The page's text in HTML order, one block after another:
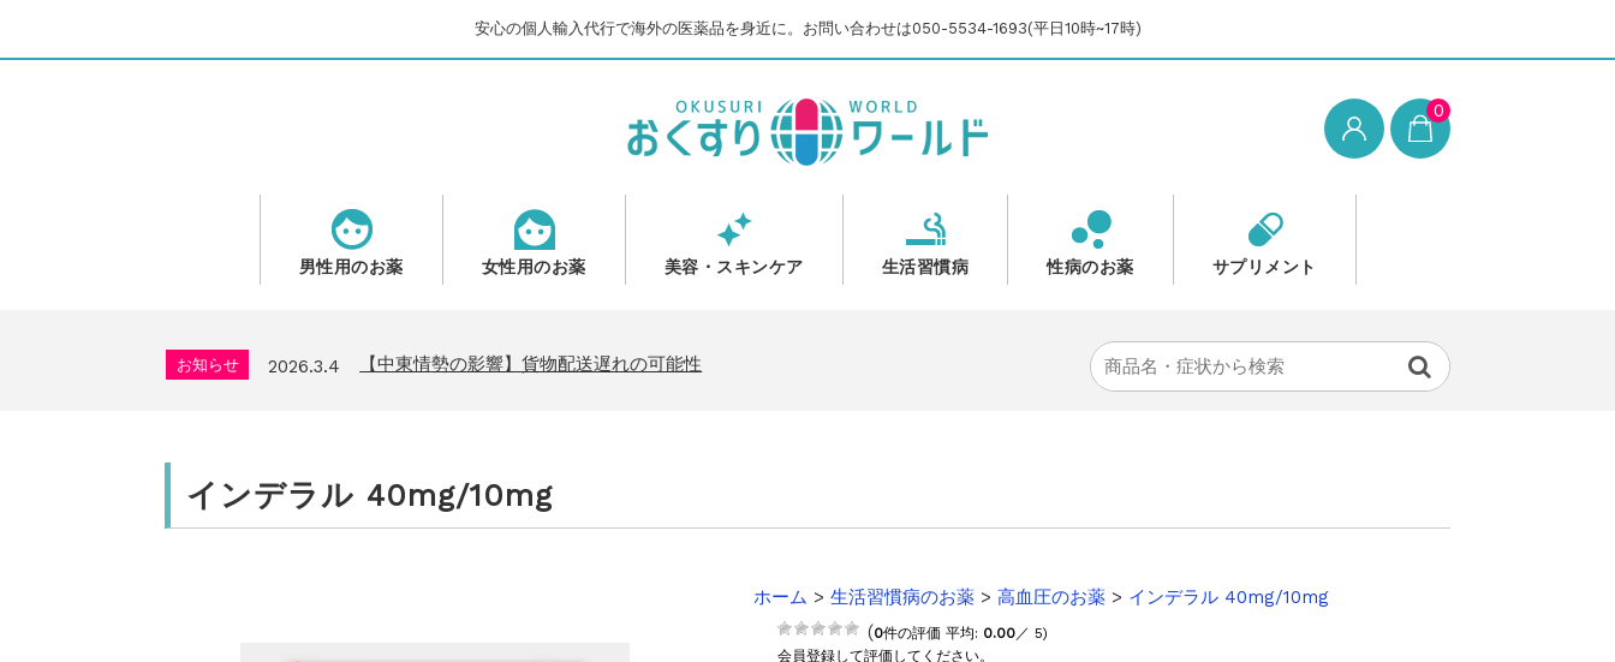
安心の個人輸入代行で海外の医薬品を身近に。お問い合わせは050-5534-1693(平日10時~17時)
0
男性用のお薬 女性用のお薬 美容・スキンケア 生活習慣病 性病のお薬 サプリメント
お知らせ 2026.3.4 【中東情勢の影響】貨物配送遅れの可能性
お知らせ 2026.4.9 2026年GW営業について
お知らせ 2026.3.4 【中東情勢の影響】貨物配送遅れの可能性
インデラル 40mg/10mg
ホーム > 生活習慣病のお薬 > 高血圧のお薬 > インデラル 40mg/10mg
(0件の評価 平均: 0.00／ 5)
会員登録して評価してください。